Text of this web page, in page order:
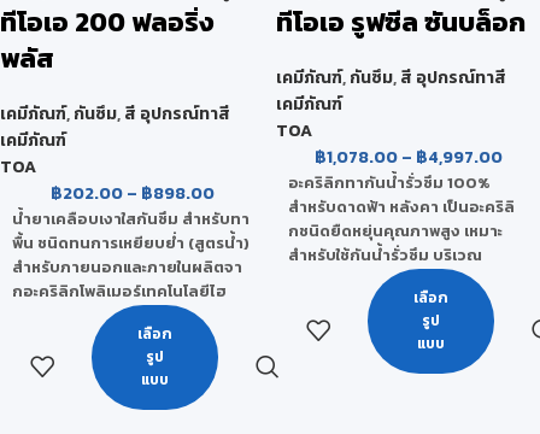
ทีโอเอ 200 ฟลอริ่ง
พลัส
เคมีภัณฑ์,กันซึม,สี อุปกรณ์ทาสี
เคมีภัณฑ์
TOA
฿202.00 – ฿898.00
น้ำยาเคลือบเงาใสกันซึม สำหรับทา
พื้น ชนิดทนการเหยียบย่ำ (สูตรน้ำ)
สำหรับภายนอกและภายในผลิตจา
กอะคริลิกโพลิเมอร์เทคโนโลยีไฮ
บริด (Acrylic Hybrid
Technology) ที่ให้ฟิล์มแข็ง เหมาะ
สำหรับเคลือบพื้นผิวที่ต้องการ
เหยียบย่ำ มีความเงางามสูง
ยาวนาน การยึดเกาะดีเยี่ยม
เลือก
รูป
แบบ
ทีโอเอ รูฟซีล ซันบล็อก
เคมีภัณฑ์,กันซึม,สี อุปกรณ์ทาสี
เคมีภัณฑ์
TOA
฿1,078.00 – ฿4,997.00
อะคริลิกทากันน้ำรั่วซึม 100%
สำหรับดาดฟ้า หลังคา เป็นอะคริลิ
กชนิดยืดหยุ่นคุณภาพสูง เหมาะ
สำหรับใช้กันน้ำรั่วซึม บริเวณ
ดาดฟ้า หลังคาเหล็ก Matal Sheet
กระเบื้องลอนคู่ ระเบียงของบ้าน
อาคารและโรงงานอุตสาหกรรม
สามารถใช้กันซึมได้ทั้งหน้าร้อนและ
หน้าฝน อย่างไม่ต้องกลัวน้ำจะซึม
เลือก
รูป
แบบ